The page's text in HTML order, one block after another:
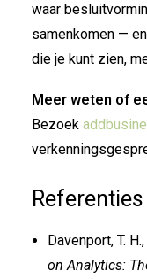
waar
samenkomen —
die je kunt zien,
Meer weten of
Bezoek
Davenport, T.
on Analytics: